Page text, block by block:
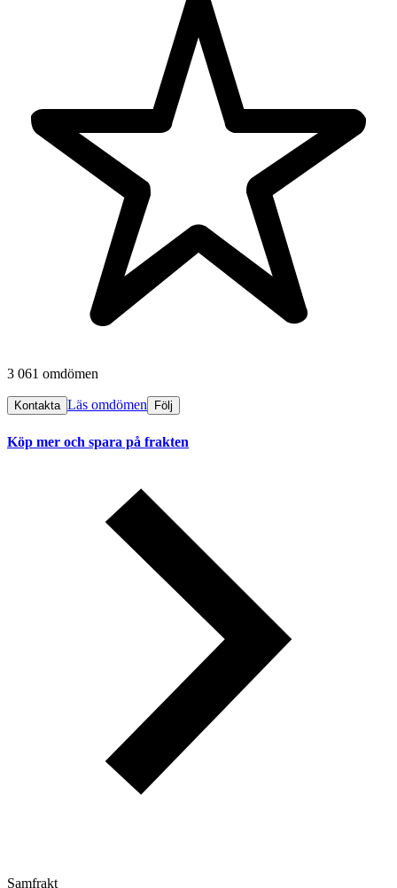
3 061 omdömen
Kontakta Läs omdömen Följ
Köp mer och spara på frakten
Samfrakt